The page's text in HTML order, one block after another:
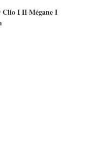
Clio I II Mégane I